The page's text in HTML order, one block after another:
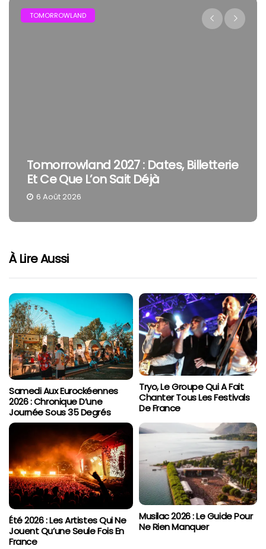
TOMORROWLAND
Tomorrowland 2027 : Dates, Billetterie
Et Ce Que L’on Sait Déjà
6 Août 2026
À Lire Aussi
Samedi Aux Eurockéennes
2026 : Chronique D’une
Journée Sous 35 Degrés
Tryo, Le Groupe Qui A Fait
Chanter Tous Les Festivals
De France
Été 2026 : Les Artistes Qui Ne
Jouent Qu’une Seule Fois En
France
Musilac 2026 : Le Guide Pour
Ne Rien Manquer